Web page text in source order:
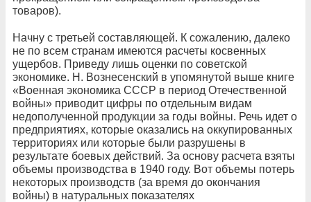
товаров).
Начну с третьей составляющей. К сожалению, далеко
не по всем странам имеются расчеты косвенных
ущербов. Приведу лишь оценки по советской
экономике. Н. Вознесенский в упомянутой выше книге
«Военная экономика СССР в период Отечественной
войны» приводит цифры по отдельным видам
недополученной продукции за годы войны. Речь идет о
предприятиях, которые оказались на оккупированных
территориях или которые были разрушены в
результате боевых действий. За основу расчета взяты
объемы производства в 1940 году. Вот объемы потерь
некоторых производств (за время до окончания
войны) в натуральных показателях